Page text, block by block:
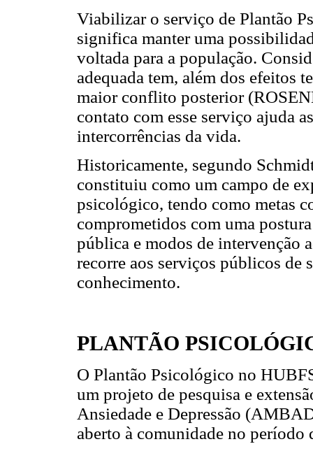
Viabilizar o serviço de Plantão
significa manter uma
voltada para a população.
adequada tem, além dos efeitos
maior conflito posterior
contato com esse serviço ajuda
intercorrências da vida.
Historicamente, segundo
constituiu como um campo de
psicológico, tendo como metas
comprometidos com uma
pública e modos de intervenção
recorre aos serviços públicos de
conhecimento.
PLANTÃO
O Plantão Psicológico no
um projeto de pesquisa e
Ansiedade e Depressão
aberto à comunidade no período